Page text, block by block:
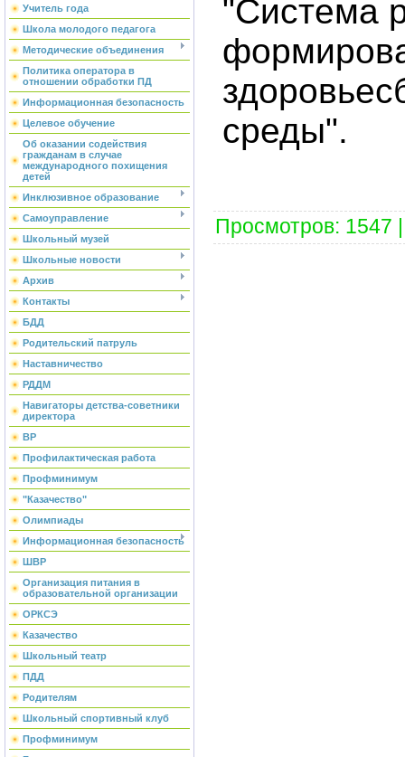
Учитель года
Школа молодого педагога
Методические объединения
Политика оператора в
отношении обработки ПД
Информационная безопасность
Целевое обучение
Об оказании содействия
гражданам в случае
международного похищения
детей
Инклюзивное образование
Самоуправление
Школьный музей
Школьные новости
Архив
Контакты
БДД
Родительский патруль
Наставничество
РДДМ
Навигаторы детства-советники
директора
ВР
Профилактическая работа
Профминимум
"Казачество"
Олимпиады
Информационная безопасность
ШВР
Организация питания в
образовательной организации
ОРКСЭ
Казачество
Школьный театр
ПДД
Родителям
Школьный спортивный клуб
Профминимум
"Система
среды".
Просмотров: 1547